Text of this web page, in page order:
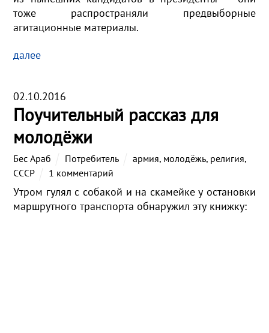
тоже распространяли предвыборные
агитационные материалы.
далее
02.10.2016
Поучительный рассказ для
молодёжи
Бес Араб Потребитель армия, молодёжь, религия,
СССР
1 комментарий
Утром гулял с собакой и на скамейке у остановки
маршрутного транспорта обнаружил эту книжку: